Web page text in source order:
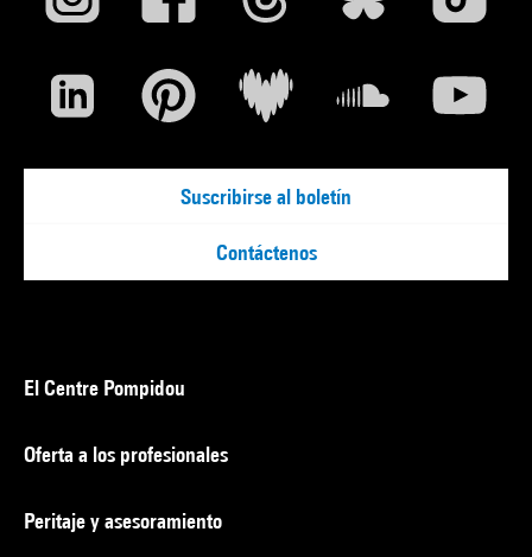
Suscribirse al boletín
Contáctenos
El Centre Pompidou
Oferta a los profesionales
Peritaje y asesoramiento